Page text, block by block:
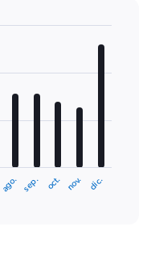
ago. sep. oct. nov. dic.